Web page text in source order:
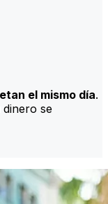
el mismo día.
se